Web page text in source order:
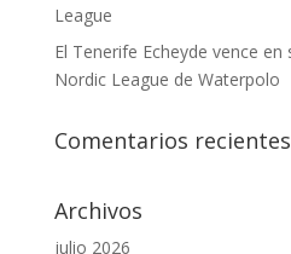
League
El Tenerife Echeyde vence
Nordic League de Waterpolo
Comentarios recientes
Archivos
julio 2026